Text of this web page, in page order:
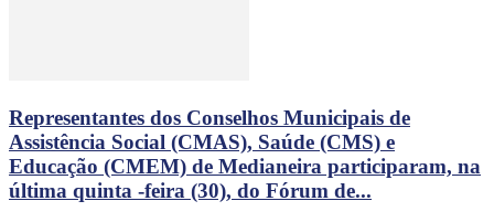
Representantes dos Conselhos Municipais de
Assistência Social (CMAS), Saúde (CMS) e
Educação (CMEM) de Medianeira participaram, na
última quinta -feira (30), do Fórum de...